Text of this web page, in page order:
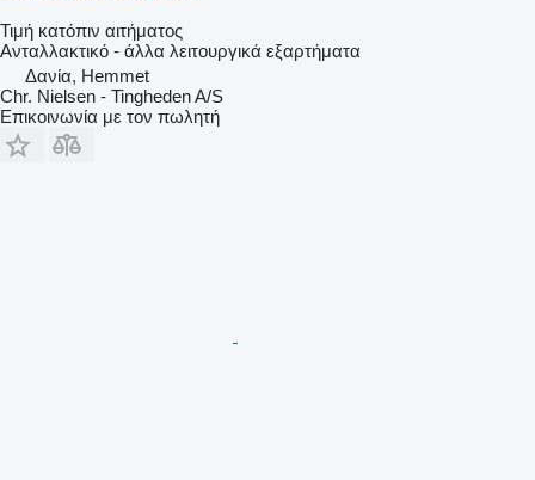
Τιμή κατόπιν αιτήματος
Ανταλλακτικό - άλλα λειτουργικά εξαρτήματα
Δανία, Hemmet
Chr. Nielsen - Tingheden A/S
Επικοινωνία με τον πωλητή